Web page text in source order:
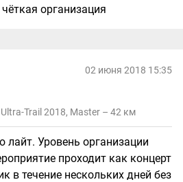
организация
02 июня 2018 15:35
Trail 2018, Master – 42 км
Уровень организации
проходит как концерт
в течение нескольких дней без